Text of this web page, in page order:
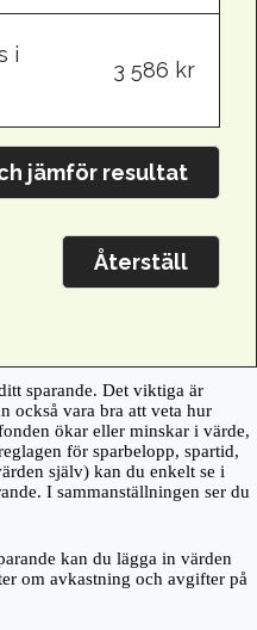
sparande. Det viktiga är
också vara bra att veta hur
ökar eller minskar i värde,
för sparbelopp, spartid,
själv) kan du enkelt se i
I sammanställningen ser du
kan du lägga in värden
om avkastning och avgifter på